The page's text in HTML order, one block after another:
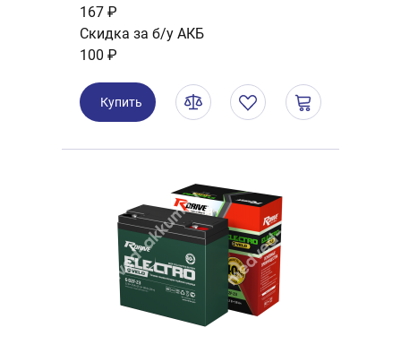
167 ₽
Скидка за б/у АКБ
100 ₽
Купить